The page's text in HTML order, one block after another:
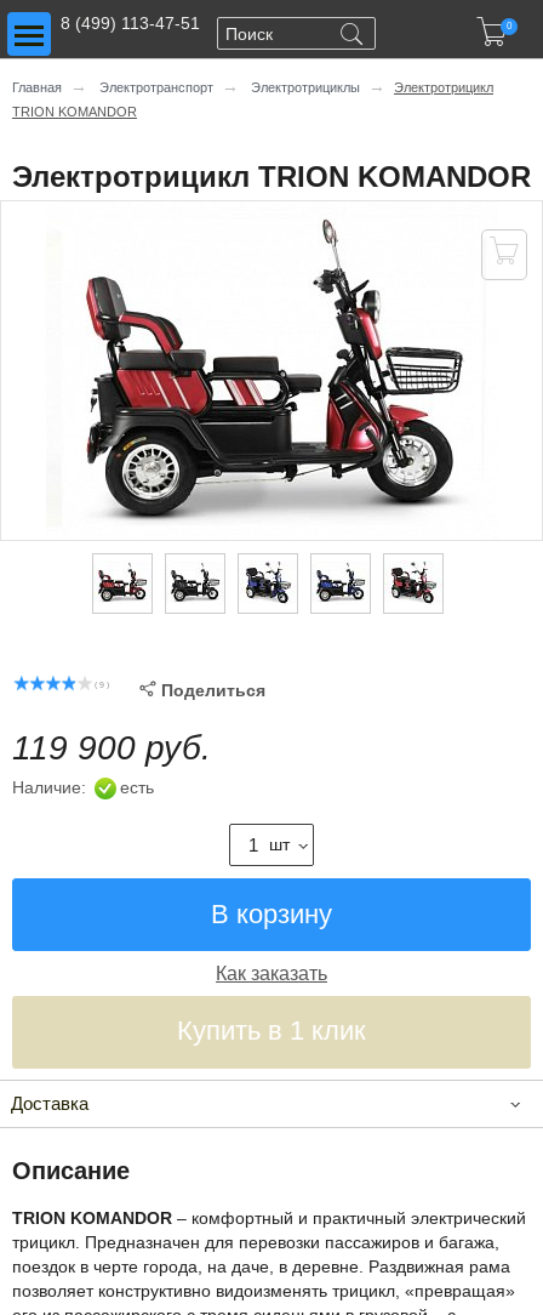
0
8 (499) 113-47-51
Toggle main menu visibility
Главная → Электротранспорт → Электротрициклы →
Электротрицикл
TRION KOMANDOR
Электротрицикл TRION KOMANDOR

( 9 )  Поделиться
119 900 руб.
Наличие: есть
шт
Как заказать
Купить в 1 клик
Доставка
Описание
TRION KOMANDOR – комфортный и практичный электрический
трицикл. Предназначен для перевозки пассажиров и багажа,
поездок в черте города, на даче, в деревне. Раздвижная рама
позволяет конструктивно видоизменять трицикл, «превращая»